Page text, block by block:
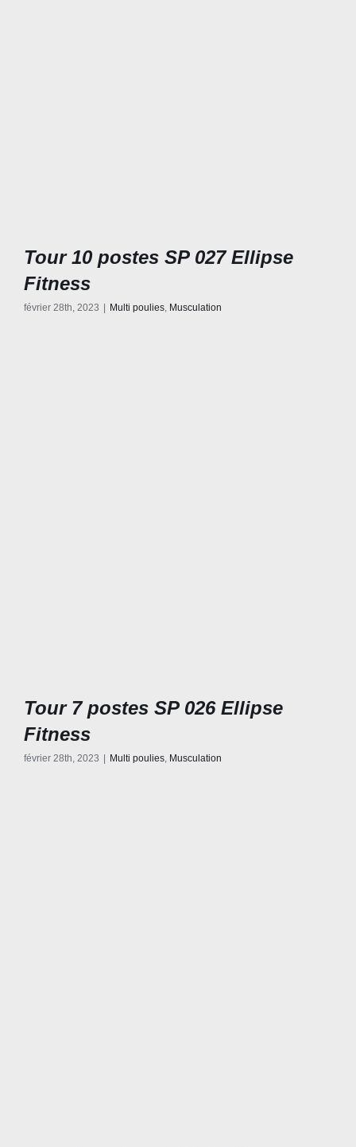
Tour 10 postes SP 027 Ellipse
Fitness
février 28th, 2023 Multi poulies, Musculation
Tour 7 postes SP 026 Ellipse
Fitness
février 28th, 2023 Multi poulies, Musculation